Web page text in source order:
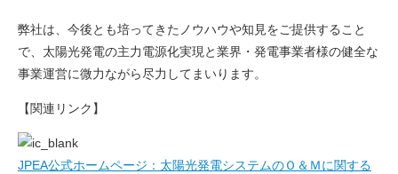
弊社は、今後とも培ってきたノウハウや知見をご提供すること
で、太陽光発電の主力電源化実現と業界・発電事業者様の健全な
事業運営に微力ながら尽力してまいります。
【関連リンク】
JPEA公式ホームページ：太陽光発電システムのＯ＆Ｍに関する